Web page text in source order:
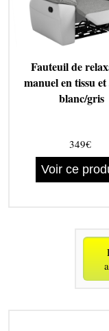
Fauteuil de
manuel en tissu
blanc/gris
349€
Voir ce